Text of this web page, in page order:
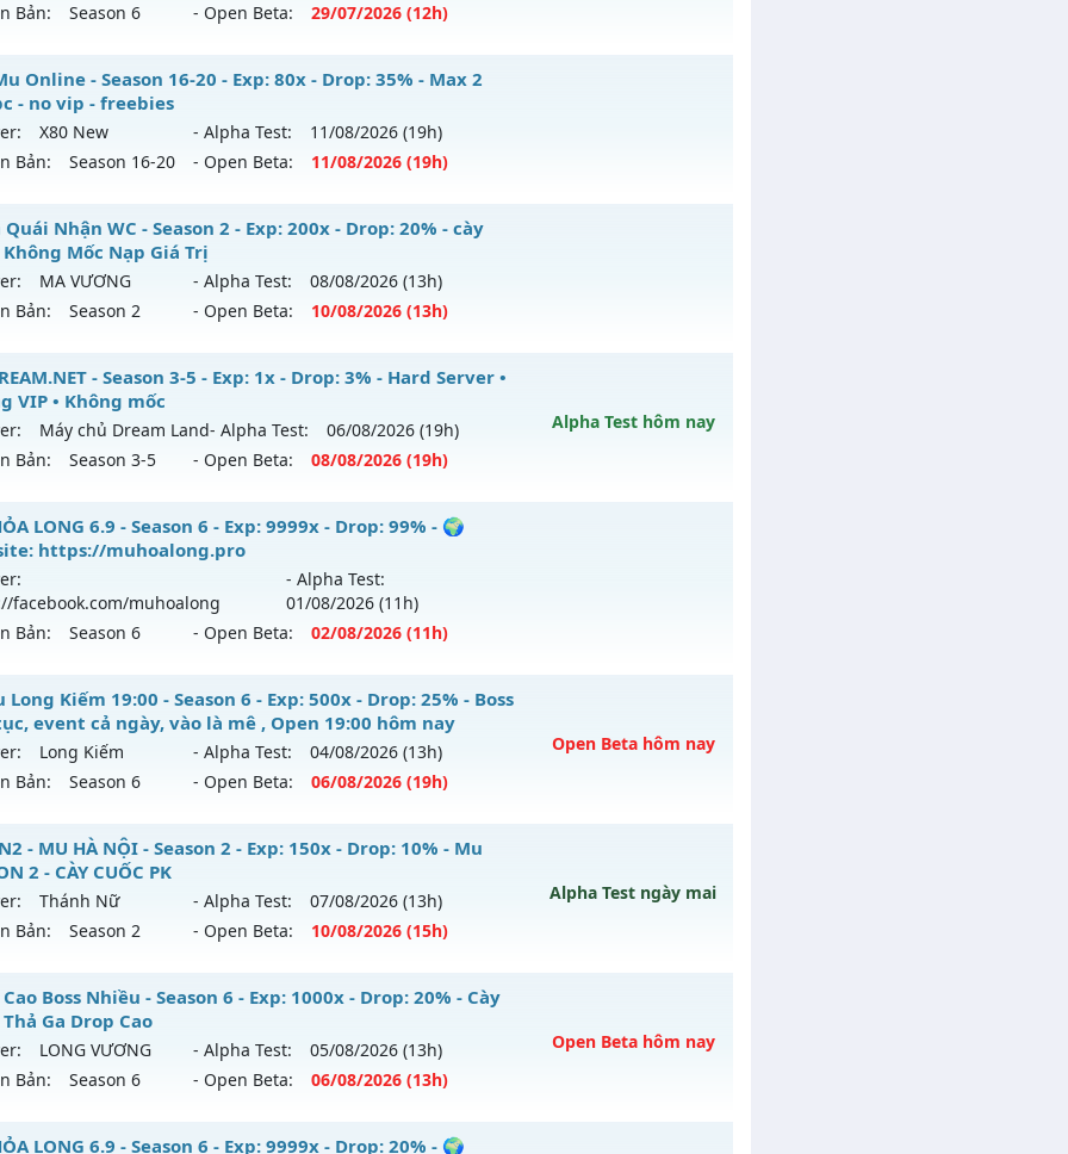
9998x - Drop: 90%
loại: Mu Custom thêm đồ mới
Dragon
Bản:
Season 6 - Open Beta: 29/07/2026 (12h)
MU HÀ NỘI 💥 - 🎁 65k Point - Đồ free chỉ PK 🎁
mới ra tháng 07 2026 - Mở máy chủDEVIASvào 12h ngày 29/07/2626
300x - Drop: 20%
loại: Mu Custom thêm đồ mới
BDCAM
Online - Season 16-20 - Exp: 80x - Drop: 35% - Max 2
- no vip - freebies
X80 New - Alpha Test: 11/08/2026 (19h)
Bản:
Season 16-20 - Open Beta: 11/08/2026 (19h)
Mu Online - Max 2 acc/pc - no vip - freebies
mới ra tháng 08 2026 - Mở máy chủX80 Newvào 19h ngày 11/08/2626
80x - Drop: 35%
loại: Mu Nguyên bản Webzen
AntiShield
Nhận WC - Season 2 - Exp: 200x - Drop: 20% - cày
Không Mốc Nạp Giá Trị
MA VƯƠNG - Alpha Test: 08/08/2026 (13h)
Bản:
Season 2 - Open Beta: 10/08/2026 (13h)
Quái Nhận WC - cày Cuốc Không Mốc Nạp Giá Trị
mới ra tháng 08 2026 - Mở máy chủMA VƯƠNGvào 13h ngày 10/08/2626
200x - Drop: 20%
loại: Mu Nguyên bản Webzen
GameGuard
- Season 3-5 - Exp: 1x - Drop: 3% - Hard Server •
VIP • Không mốc
Máy chủ Dream Land- Alpha Test: 06/08/2026 (19h)
Bản:
Season 3-5 - Open Beta: 08/08/2026 (19h)
Alpha Test hôm nay
- Hard Server • Không VIP • Không mốc
mới ra tháng 08 2026 - Mở máy chủ
Máy chủ Dream Land
2626
1x - Drop: 3%
loại: Mu Nguyên bản Webzen
Chống Hack/ Dupe 100%
LONG 6.9 - Season 6 - Exp: 9999x - Drop: 99% - 🌍
https://muhoalong.pro
facebook.com/muhoalong
- Alpha Test:
01/08/2026 (11h)
Bản:
Season 6 - Open Beta: 02/08/2026 (11h)
LONG 6.9 - 🌍 Website: https://muhoalong.pro
ra tháng 08 2026 - Mở máy chủ https://facebook.com/muhoalong vào 11h
02/08/2626
Non Reset
Mu Nguyên bản Webzen
XShield
Long Kiếm 19:00 - Season 6 - Exp: 500x - Drop: 25% - Boss
event cả ngày, vào là mê , Open 19:00 hôm nay
Long Kiếm - Alpha Test: 04/08/2026 (13h)
Bản:
Season 6 - Open Beta: 06/08/2026 (19h)
Open Beta hôm nay
Long Kiếm 19:00 - Boss liên tục, event cả ngày, vào là mê , Open 19:00 hôm
mới ra tháng 08 2026 - Mở máy chủLong Kiếmvào 19h ngày 06/08/2626
reset: Reset In Game
loại: Mu Nguyên bản Webzen
VIP SHIELD
- MU HÀ NỘI - Season 2 - Exp: 150x - Drop: 10% - Mu
2 - CÀY CUỐC PK
Thánh Nữ - Alpha Test: 07/08/2026 (13h)
Bản:
Season 2 - Open Beta: 10/08/2026 (15h)
Alpha Test ngày mai
- MU HÀ NỘI - Mu SEASON 2 - CÀY CUỐC PK
mới ra tháng 08 2026 - Mở máy chủThánh Nữ vào 15h ngày 10/08/2626
150x - Drop: 10%
Boss Nhiều - Season 6 - Exp: 1000x - Drop: 20% - Cày
Thả Ga Drop Cao
LONG VƯƠNG - Alpha Test: 05/08/2026 (13h)
Bản:
Season 6 - Open Beta: 06/08/2026 (13h)
Open Beta hôm nay
Cao Boss Nhiều - Cày Cuốc Thả Ga Drop Cao
LONG 6.9 - Season 6 - Exp: 9999x - Drop: 20% - 🌍